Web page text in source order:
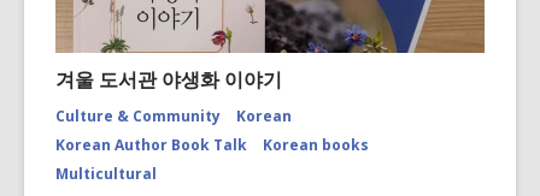
겨울 도서관 야생화 이야기
Culture & Community
Korean
Korean Author Book Talk
Korean books
Multicultural